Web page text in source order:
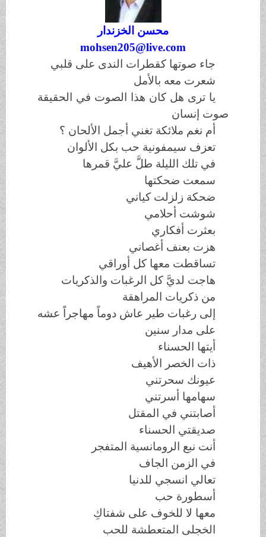
محسن الخزندار
mohsen205@live.com
جاء صوتها كقطرات الندى على قلبي
شعرت معه بالأمل
يا ترى هل كان هذا الصوت في الحقيقة
صوت إنسان
أم نغم ملائكة تغني أجمل الألحان ؟
تعزف سيمفونية حب بكل الألوان
في تلك الليلة طلَّ عليَّ قمرها
سمعت ضحكتها
ضحكة زلزلت كياني
شوشت أحلامي
بعثرت أفكاري
هزت بعنف أغصاني
تساقطت معها كل أوراقي
هاجت لديَّ كل الرغبات والذكريات
من ذكريات المراهقة
إلى رغبات طير عاش دوماً مهاجراً عشه
على مدار سنين
أيتها الحسناء
ذات الخصر الأهيف
عيونك سحرتني
سهامها أسرتني
أصابتني في المقتل
صديقتي الحسناء
أنت نبع الرومانسية المتفجر
في الزمن الجاف
تعالي انسجي للدنيا
أسطورة حب
معها لا للخوف على شفتاكِ
الخجلى المتعطشة للحب